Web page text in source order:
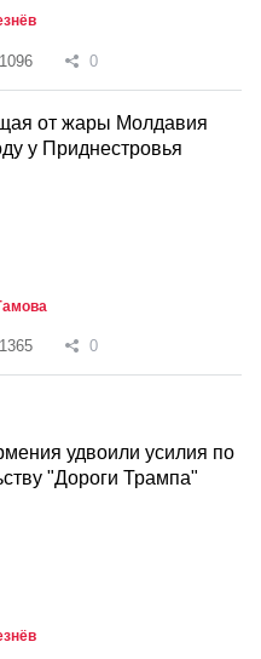
1096 0
от жары Молдавия
у Приднестровья
1365 0
удвоили усилия по
"Дороги Трампа"